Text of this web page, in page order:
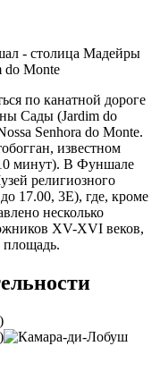
по канатной дороге
Сады (Jardim do
Senhora do Monte.
известном
минут). В Фуншале
религиозного
17.00, 3Е), где, кроме
несколько
XV-XVI веков,